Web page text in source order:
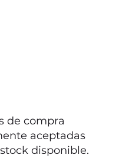
de compra
aceptadas
disponible.